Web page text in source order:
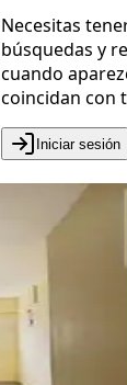
Necesitas
búsquedas y
cuando
coincidan con
Iniciar sesión